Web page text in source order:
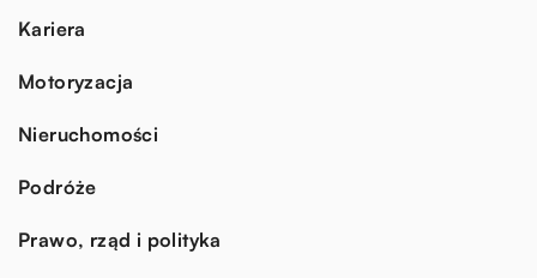
Kariera
Motoryzacja
Nieruchomości
Podróże
Prawo, rząd i polityka